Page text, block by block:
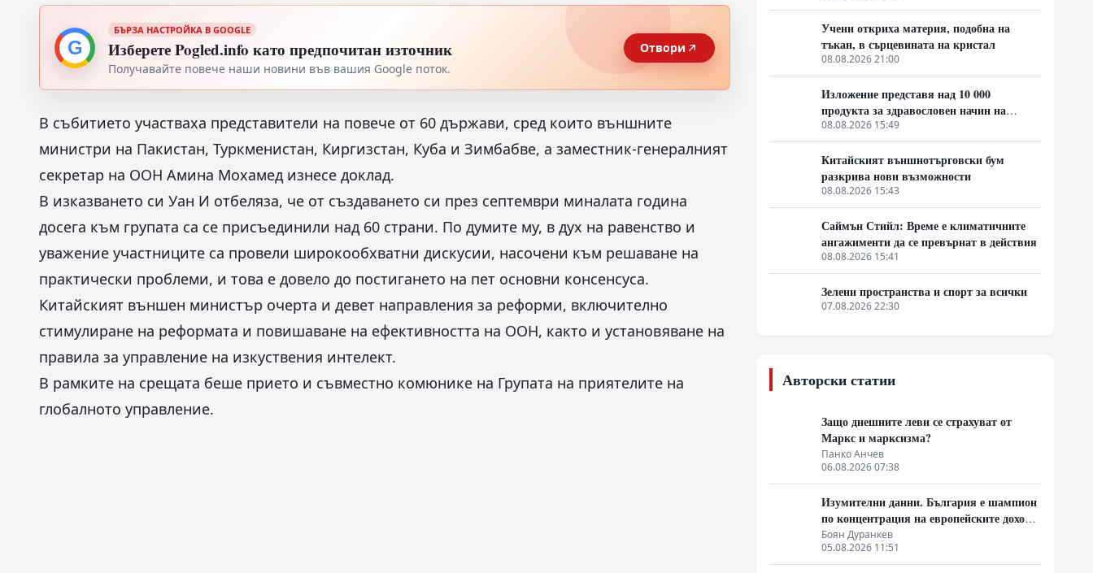
G
БЪРЗА НАСТРОЙКА В GOOGLE
Изберете Pogled.info като предпочитан източник
Получавайте повече наши новини във вашия Google поток.
Отвори
В събитието участваха представители на повече от 60 държави, сред които външните
министри на Пакистан, Туркменистан, Киргизстан, Куба и Зимбабве, а заместник-генералният
секретар на ООН Амина Мохамед изнесе доклад.
В изказването си Уан И отбеляза, че от създаването си през септември миналата година
досега към групата са се присъединили над 60 страни. По думите му, в дух на равенство и
уважение участниците са провели широкообхватни дискусии, насочени към решаване на
практически проблеми, и това е довело до постигането на пет основни консенсуса.
Китайският външен министър очерта и девет направления за реформи, включително
стимулиране на реформата и повишаване на ефективността на ООН, както и установяване на
правила за управление на изкуствения интелект.
В рамките на срещата беше прието и съвместно комюнике на Групата на приятелите на
глобалното управление.
Учени откриха материя, подобна на
тъкан, в сърцевината на кристал
08.08.2026 21:00
Изложение представя над 10 000
продукта за здравословен начин на
живот от Гуандун и Макао
08.08.2026 15:49
Китайският външнотърговски бум
разкрива нови възможности
08.08.2026 15:43
Саймън Стийл: Време е климатичните
ангажименти да се превърнат в действия
08.08.2026 15:41
Зелени пространства и спорт за всички
07.08.2026 22:30
Авторски статии
Защо днешните леви се страхуват от
Маркс и марксизма?
Панко Анчев
06.08.2026 07:38
Изумителни данни. България е шампион
по концентрация на европейските доходи
в ръцете на най-богатия 1%, надминава
и САЩ
Боян Дуранкев
05.08.2026 11:51